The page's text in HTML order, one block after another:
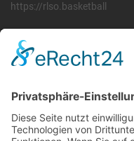
https://rlso.basketball
RLSO Minikalender